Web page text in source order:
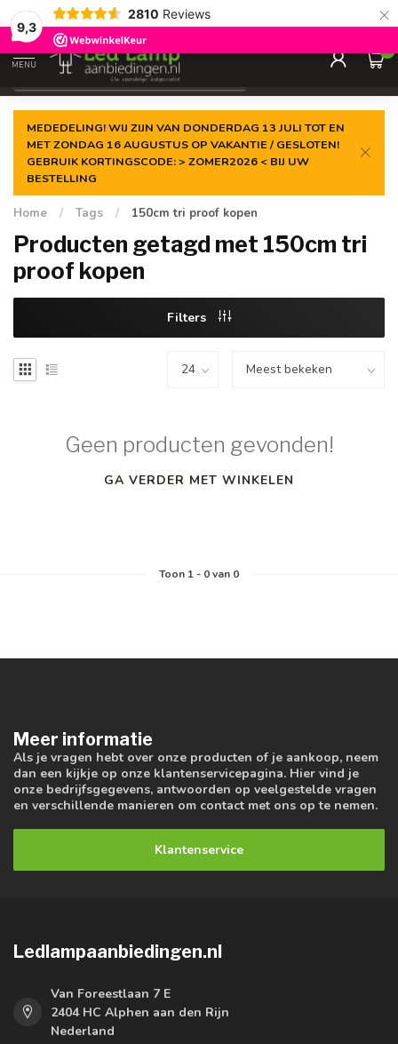
9,3
2810 Reviews ×
Gegarandeerde delaagste prijs
MENU
0
MEDEDELING! WIJ ZIJN VAN DONDERDAG 13 JULI TOT EN
MET ZONDAG 16 AUGUSTUS OP VAKANTIE / GESLOTEN!
GEBRUIK KORTINGSCODE: > ZOMER2026 < BIJ UW
BESTELLING
Home / Tags / 150cm tri proof kopen
Producten getagd met 150cm tri
proof kopen
Filters
Geen producten gevonden!
GA VERDER MET WINKELEN
Toon 1- 0van 0
Meer informatie
Als je vragen hebt over onze producten of je aankoop, neem
dan een kijkje op onze klantenservicepagina. Hier vind je
onze bedrijfsgegevens, antwoorden op veelgestelde vragen
en verschillende manieren om contact met ons op te nemen.
Klantenservice
Ledlampaanbiedingen.nl
Van Foreestlaan 7 E
2404 HC Alphen aan den Rijn
Nederland